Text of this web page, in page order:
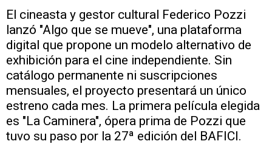
El cineasta y gestor cultural Federico Pozzi
lanzó "Algo que se mueve", una plataforma
digital que propone un modelo alternativo de
exhibición para el cine independiente. Sin
catálogo permanente ni suscripciones
mensuales, el proyecto presentará un único
estreno cada mes. La primera película elegida
es "La Caminera", ópera prima de Pozzi que
tuvo su paso por la 27ª edición del BAFICI.